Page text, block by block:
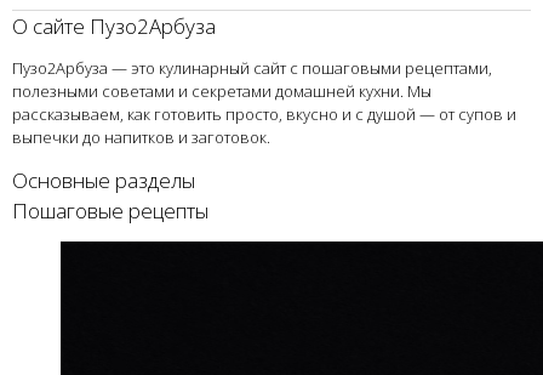
О сайте Пузо2Арбуза
Пузо2Арбуза — это кулинарный сайт с пошаговыми рецептами,
полезными советами и секретами домашней кухни. Мы
рассказываем, как готовить просто, вкусно и с душой — от супов и
выпечки до напитков и заготовок.
Основные разделы
Пошаговые рецепты